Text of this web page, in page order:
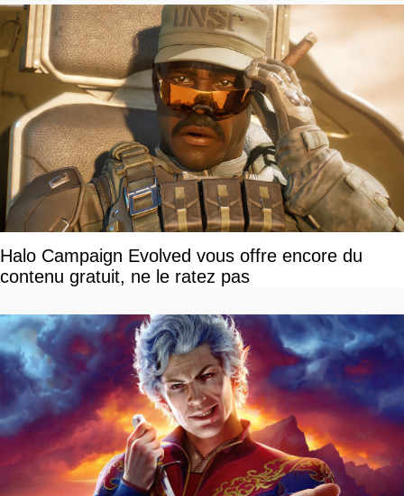
Halo Campaign Evolved vous offre encore du
contenu gratuit, ne le ratez pas